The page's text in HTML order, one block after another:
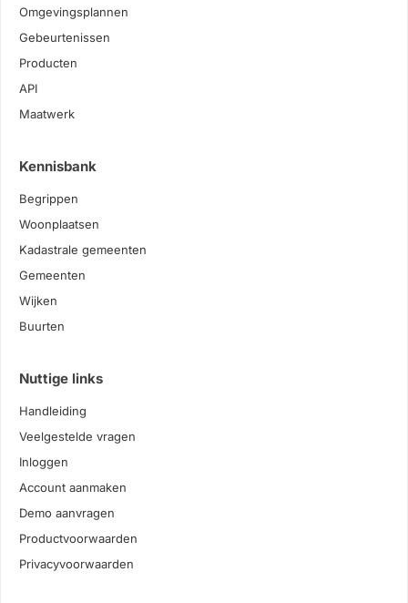
Omgevingsplannen
Gebeurtenissen
Producten
API
Maatwerk
Kennisbank
Begrippen
Woonplaatsen
Kadastrale gemeenten
Gemeenten
Wijken
Buurten
Nuttige links
Handleiding
Veelgestelde vragen
Inloggen
Account aanmaken
Demo aanvragen
Productvoorwaarden
Privacyvoorwaarden